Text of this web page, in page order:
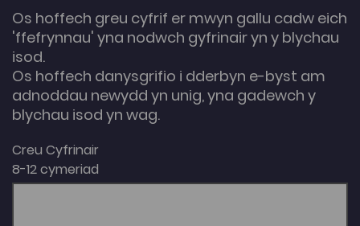
Os hoffech greu cyfrif er mwyn gallu cadw eich
'ffefrynnau' yna nodwch gyfrinair yn y blychau
isod.
Os hoffech danysgrifio i dderbyn e-byst am
adnoddau newydd yn unig, yna gadewch y
blychau isod yn wag.
Creu Cyfrinair
8-12 cymeriad